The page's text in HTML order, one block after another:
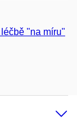
"na míru"